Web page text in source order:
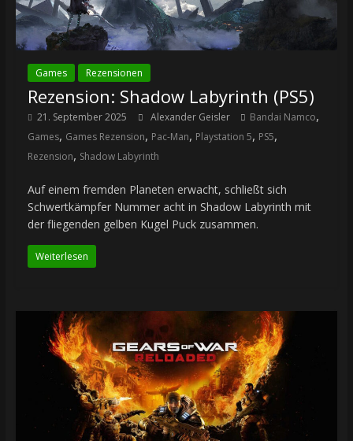
Games Rezensionen
Rezension: Shadow Labyrinth (PS5)
21. September 2025 Alexander Geisler Bandai Namco,
Games, Games Rezension, Pac-Man, Playstation 5, PS5,
Rezension, Shadow Labyrinth
Auf einem fremden Planeten erwacht, schließt sich
Schwertkämpfer Nummer acht in Shadow Labyrinth mit
der fliegenden gelben Kugel Puck zusammen.
Weiterlesen